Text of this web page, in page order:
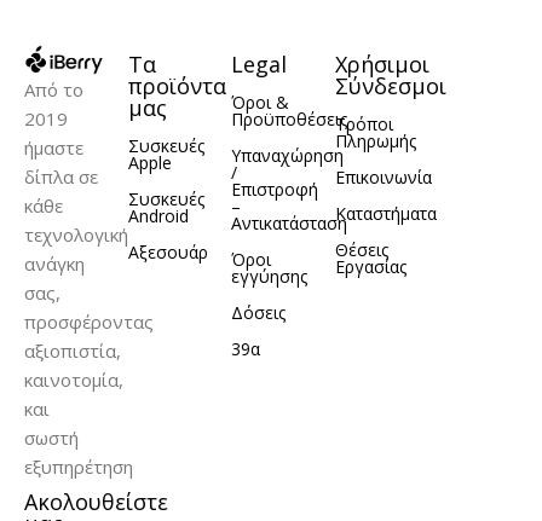
Από το
2019
ήμαστε
δίπλα σε
κάθε
τεχνολογική
ανάγκη
σας,
προσφέροντας
αξιοπιστία,
καινοτομία,
και
σωστή
εξυπηρέτηση
Ακολουθείστε
Τα
προϊόντα
μας
Συσκευές
Apple
Συσκευές
Android
Αξεσουάρ
Legal
Όροι &
Προϋποθέσεις
Υπαναχώρηση
/
Επιστροφή
–
Αντικατάσταση
Όροι
εγγύησης
Δόσεις
39α
Χρήσιμοι
Σύνδεσμοι
Τρόποι
Πληρωμής
Επικοινωνία
Καταστήματα
Θέσεις
Εργασίας